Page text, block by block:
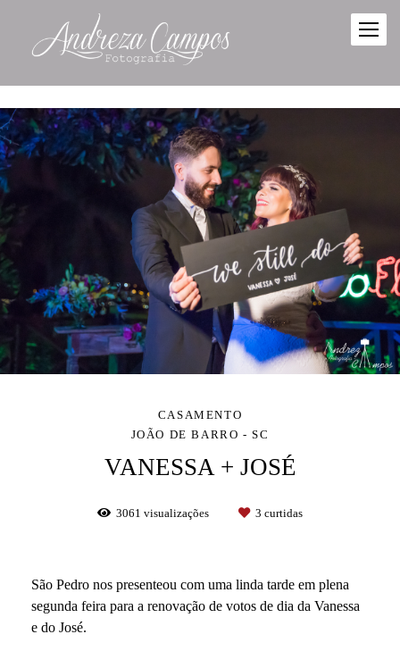
CASAMENTO
JOÃO DE BARRO - SC
VANESSA + JOSÉ
3061 visualizações 3 curtidas
São Pedro nos presenteou com uma linda tarde em plena
segunda feira para a renovação de votos de dia da Vanessa
e do José.